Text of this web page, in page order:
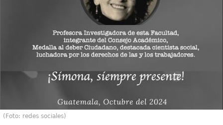
(Foto: redes sociales)